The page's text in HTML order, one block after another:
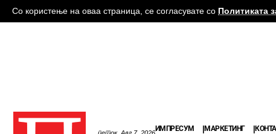
Со користење на оваа страница, се согласувате со Политиката
ИМПРЕСУМ МАРКЕТИНГ